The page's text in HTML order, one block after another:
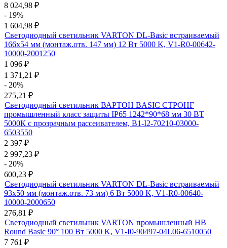
8 024,98 ₽
- 19%
1 604,98 ₽
Светодиодный светильник VARTON DL-Basic встраиваемый
166х54 мм (монтаж.отв. 147 мм) 12 Вт 5000 K, V1-R0-00642-
10000-2001250
1 096 ₽
1 371,21 ₽
- 20%
275,21 ₽
Светодиодный светильник ВАРТОН BASIC СТРОНГ
промышленный класс защиты IP65 1242*90*68 мм 30 ВТ
5000К с прозрачным рассеивателем, B1-I2-70210-03000-
6503550
2 397 ₽
2 997,23 ₽
- 20%
600,23 ₽
Светодиодный светильник VARTON DL-Basic встраиваемый
93х50 мм (монтаж.отв. 73 мм) 6 Вт 5000 K, V1-R0-00640-
10000-2000650
276,81 ₽
Светодиодный светильник VARTON промышленный HB
Round Basic 90° 100 Вт 5000 K, V1-I0-90497-04L06-6510050
7 761 ₽